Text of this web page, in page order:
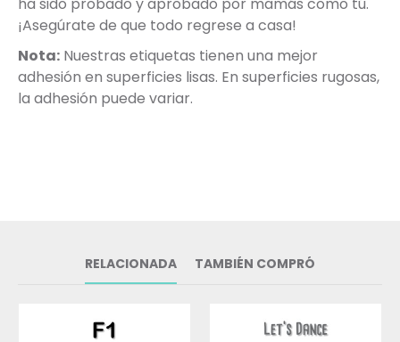
ha sido probado y aprobado por mamás como tú.
¡Asegúrate de que todo regrese a casa!
Nota: Nuestras etiquetas tienen una mejor
adhesión en superficies lisas. En superficies rugosas,
la adhesión puede variar.
RELACIONADA TAMBIÉN COMPRÓ